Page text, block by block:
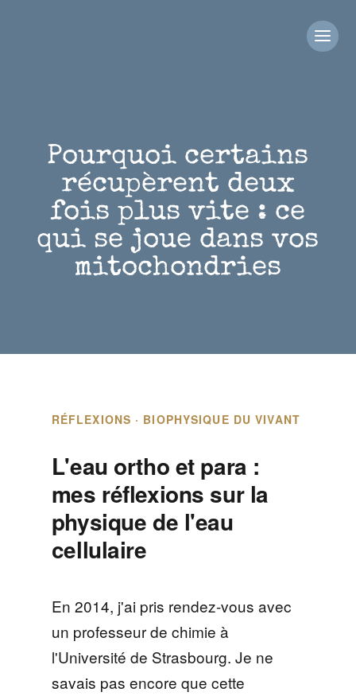
Pourquoi certains
récupèrent deux
fois plus vite : ce
qui se joue dans vos
mitochondries
RÉFLEXIONS · BIOPHYSIQUE DU VIVANT
L'eau ortho et para :
mes réflexions sur la
physique de l'eau
cellulaire
En 2014, j'ai pris rendez-vous avec
un professeur de chimie à
l'Université de Strasbourg. Je ne
savais pas encore que cette